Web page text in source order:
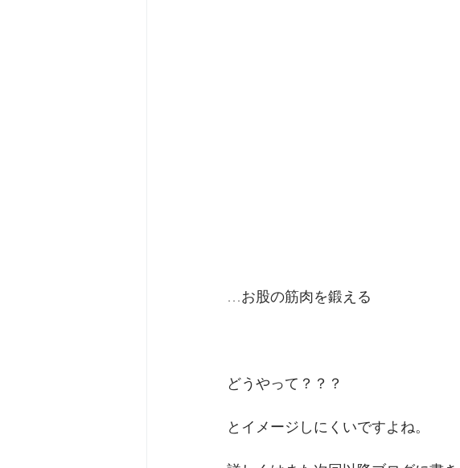
…お股の筋肉を鍛える
どうやって？？？
とイメージしにくいですよね。